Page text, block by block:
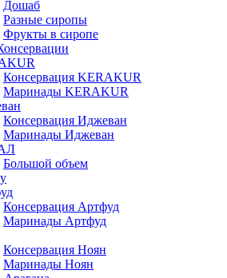
Дошаб
Разные сиропы
Фрукты в сиропе
Консервация KERAKUR
Маринады KERAKUR
Консервация Иджеван
Маринады Иджеван
Большой объем
Консервация Артфуд
Маринады Артфуд
Консервация Ноян
Маринады Ноян